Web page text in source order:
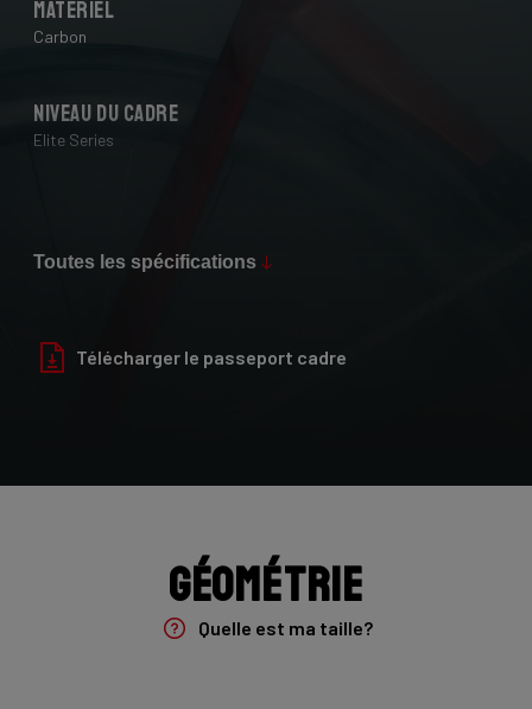
Matériel
Carbon
Niveau du cadre
Elite Series
Glossy
Sram Force AXS 2x12sp
Derailleur arriere
Toutes les spécifications
Télécharger le passeport cadre
Géométrie
Quelle est ma taille?